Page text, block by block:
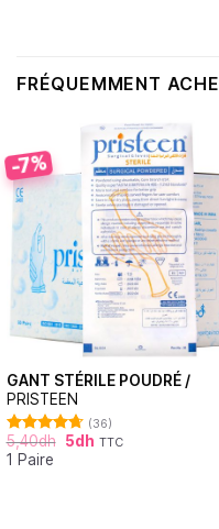
FRÉQUEMMENT
-7%
GANT STÉRILE POUDRÉ /
PRISTEEN
Note4.72
sur 5
(36)
5,40dh 5dh TTC
1 Paire